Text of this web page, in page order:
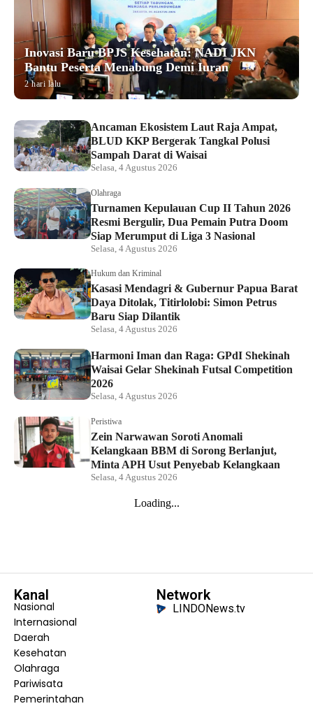
Inovasi Baru BPJS Kesehatan: NADI JKN
Bantu Peserta Menabung Demi Iuran
2 hari lalu
Ancaman Ekosistem Laut Raja Ampat,
BLUD KKP Bergerak Tangkal Polusi
Sampah Darat di Waisai
Selasa, 4 Agustus 2026
Olahraga
Turnamen Kepulauan Cup II Tahun 2026
Resmi Bergulir, Dua Pemain Putra Doom
Siap Merumput di Liga 3 Nasional
Selasa, 4 Agustus 2026
Hukum dan Kriminal
Kasasi Mendagri & Gubernur Papua Barat
Daya Ditolak, Titirlolobi: Simon Petrus
Baru Siap Dilantik
Selasa, 4 Agustus 2026
Harmoni Iman dan Raga: GPdI Shekinah
Waisai Gelar Shekinah Futsal Competition
2026
Selasa, 4 Agustus 2026
Peristiwa
Zein Narwawan Soroti Anomali
Kelangkaan BBM di Sorong Berlanjut,
Minta APH Usut Penyebab Kelangkaan
Selasa, 4 Agustus 2026
Konfercab Ke-IV NU Kota Sorong Tetapkan
Ustadz M. Muhyiddin sebagai Ketua PCNU
Kota Sorong
5 hari lalu